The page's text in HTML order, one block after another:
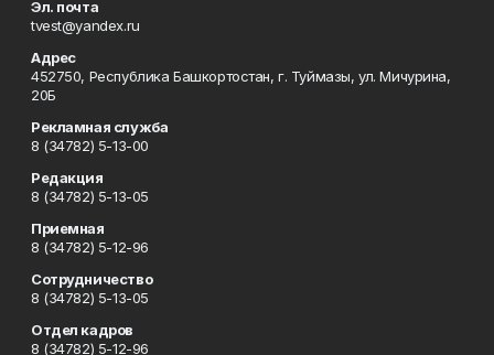
Эл. почта
tvest@yandex.ru
Адрес
452750, Республика Башкортостан, г. Туймазы, ул. Мичурина,
20Б
Рекламная служба
8 (34782) 5-13-00
Редакция
8 (34782) 5-13-05
Приемная
8 (34782) 5-12-96
Сотрудничество
8 (34782) 5-13-05
Отдел кадров
8 (34782) 5-12-96